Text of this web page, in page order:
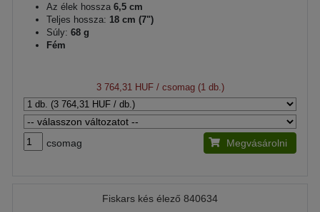
Az élek hossza 6,5 cm
Teljes hossza: 18 cm (7")
Súly: 68 g
Fém
3 764,31 HUF/ csomag (1 db.)
csomag Megvásárolni
Fiskars kés élező 840634